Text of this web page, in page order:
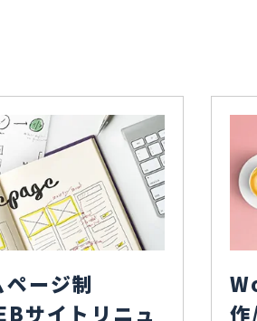
ージ制
サイトリニュ